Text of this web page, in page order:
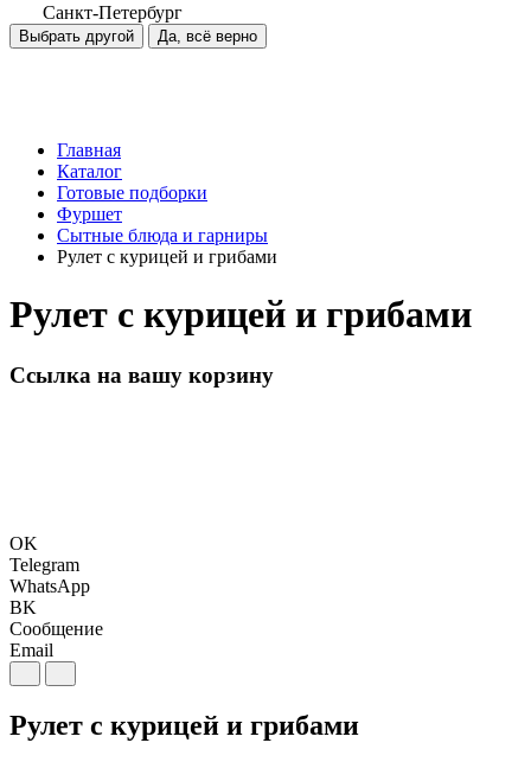
Санкт-Петербург
Выбрать другой Да, всё верно
Главная
Каталог
Готовые подборки
Фуршет
Сытные блюда и гарниры
Рулет с курицей и грибами
Рулет с курицей и грибами
Ссылка на вашу корзину
OK
Telegram
WhatsApp
BK
Сообщение
Email
Рулет с курицей и грибами